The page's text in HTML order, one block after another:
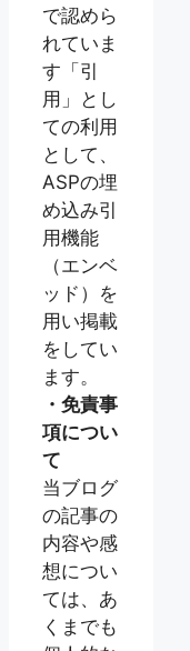
で認めら
れていま
す「引
用」とし
ての利用
として、
ASPの埋
め込み引
用機能
（エンベ
ッド）を
用い掲載
をしてい
ます。
・免責事
項につい
て
当ブログ
の記事の
内容や感
想につい
ては、あ
くまでも